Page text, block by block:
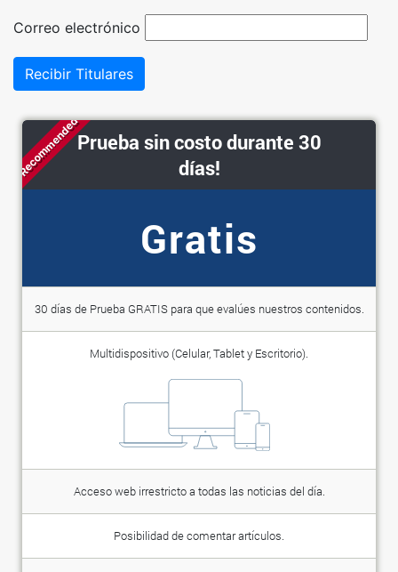
Correo electrónico
Recibir Titulares
RecommendedPrueba sin costo durante 30
días!
Gratis
30 días de Prueba GRATIS para que evalúes nuestros contenidos.
Multidispositivo (Celular, Tablet y Escritorio).
Acceso web irrestricto a todas las noticias del día.
Posibilidad de comentar artículos.